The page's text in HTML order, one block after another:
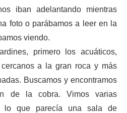
iban adelantando mientras
foto o parábamos a leer en la
viendo.
primero los acuáticos,
a la gran roca y más
Buscamos y encontramos
de la cobra. Vimos varias
lo que parecía una sala de